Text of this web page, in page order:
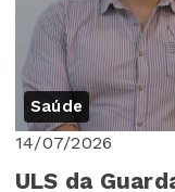
Saúde
14/07/2026
ULS da